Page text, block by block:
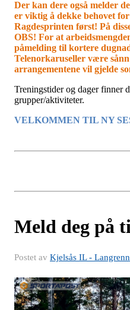
Der kan dere også melder
er viktig å dekke behovet
Ragdesprinten først! På
OBS! For at
påmelding til kortere
Telenorkaruseller være
arrangementene vil gjelde
Treningstider og dager finner
grupper/aktiviteter.
VELKOMMEN TIL NY
Meld deg på
Postet av Kjelsås IL - Langrenn